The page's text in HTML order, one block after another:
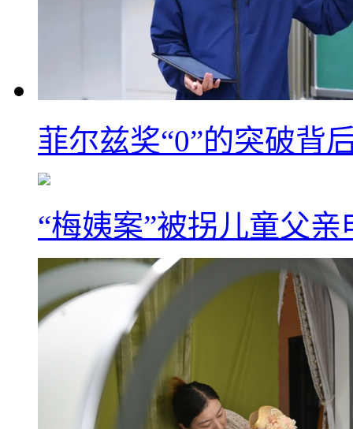
菲尔兹奖“0”的突破背
“梅姨案”被拐儿童父